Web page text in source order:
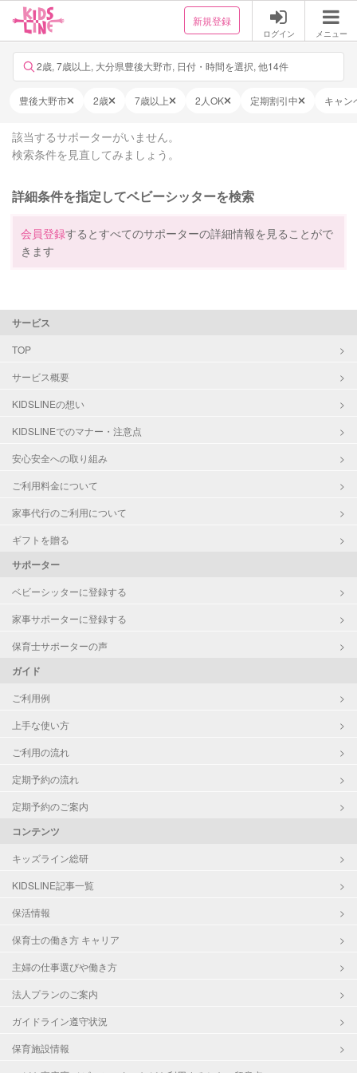
新規登録
ログイン メニュー
2歳, 7歳以上, 大分県豊後大野市, 日付・時間を選択, 他14件
豊後大野市 2歳 7歳以上 2人OK 定期割引中 キャン
該当するサポーターがいません。
検索条件を見直してみましょう。
詳細条件を指定してベビーシッターを検索
会員登録するとすべてのサポーターの詳細情報を見ることがで
きます
サービス
TOP
サービス概要
KIDSLINEの想い
KIDSLINEでのマナー・注意点
安心安全への取り組み
ご利用料金について
家事代行のご利用について
ギフトを贈る
サポーター
ベビーシッターに登録する
家事サポーターに登録する
保育士サポーターの声
ガイド
ご利用例
上手な使い方
ご利用の流れ
定期予約の流れ
定期予約のご案内
コンテンツ
キッズライン総研
KIDSLINE記事一覧
保活情報
保育士の働き方 キャリア
主婦の仕事選びや働き方
法人プランのご案内
ガイドライン遵守状況
保育施設情報